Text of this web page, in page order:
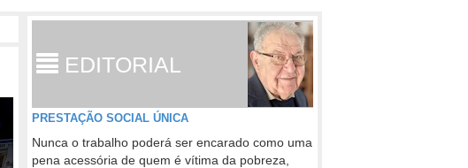
EDITORIAL
PRESTAÇÃO SOCIAL ÚNICA
Nunca o trabalho poderá ser encarado como uma
pena acessória de quem é vítima da pobreza,